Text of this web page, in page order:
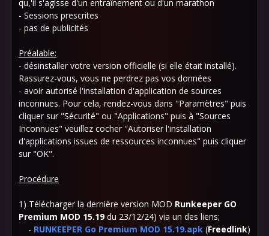
qu,'il s'agisse d'un entraînement ou d'un marathon
- Sessions prescrites
- pas de publicités
Préalable:
- désinstaller votre version officielle (si elle était installé).
Rassurez-vous, vous ne perdrez pas vos données
- avoir autorisé l'installation d'application de sources
inconnues. Pour cela, rendez-vous dans "Paramètres" puis
cliquer sur "Sécurité" ou "Applications" puis à "Sources
Inconnues" veuillez cocher "Autoriser l'installation
d'applications issues de ressources inconnues" puis cliquer
sur "OK".
Procédure
1) Télécharger la dernière version MOD Runkeeper GO
Premium MOD 15.19du 23/12/24) via un des liens;
- RUNKEEPER Go Premium MOD 15.19.apk (Freedlink)